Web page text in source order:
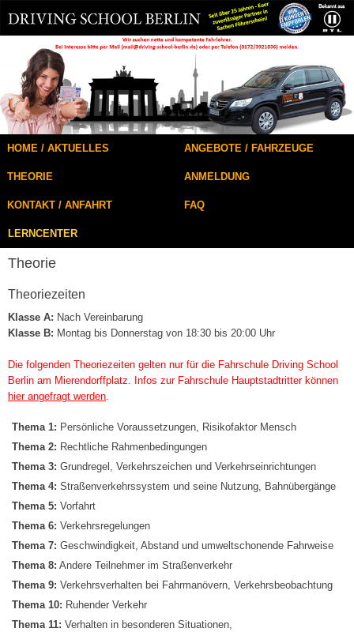
HOME / AKTUELLES ANGEBOTE / FAHRZEUGE
THEORIE ANMELDUNG
KONTAKT / ANFAHRT FAQ
LERNCENTER
Theorie
Theoriezeiten
Klasse A: Nach Vereinbarung
Klasse B: Montag bis Donnerstag von 18:30 bis 20:00 Uhr
Die folgenden Theoriezeiten gelten nur für die Fahrschule Driving School
Berlin am Mierendorffplatz. Infos zur Fahrschule Hauptstadtritter können
hier angefragt werden.
Thema 1: Persönliche Voraussetzungen, Risikofaktor Mensch
Thema 2: Rechtliche Rahmenbedingungen
Thema 3: Grundregel, Verkehrszeichen und Verkehrseinrichtungen
Thema 4: Straßenverkehrssystem und seine Nutzung, Bahnübergänge
Thema 5: Vorfahrt
Thema 6: Verkehrsregelungen
Thema 7: Geschwindigkeit, Abstand und umweltschonende Fahrweise
Thema 8: Andere Teilnehmer im Straßenverkehr
Thema 9: Verkehrsverhalten bei Fahrmanövern, Verkehrsbeobachtung
Thema 10: Ruhender Verkehr
Thema 11: Verhalten in besonderen Situationen,